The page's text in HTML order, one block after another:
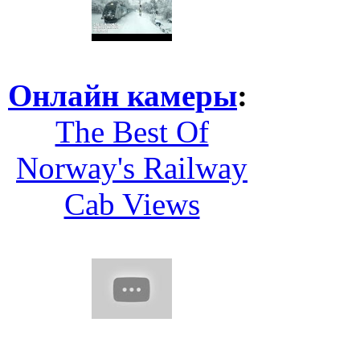
Онлайн камеры:
The Best Of
Norway's Railway
Cab Views